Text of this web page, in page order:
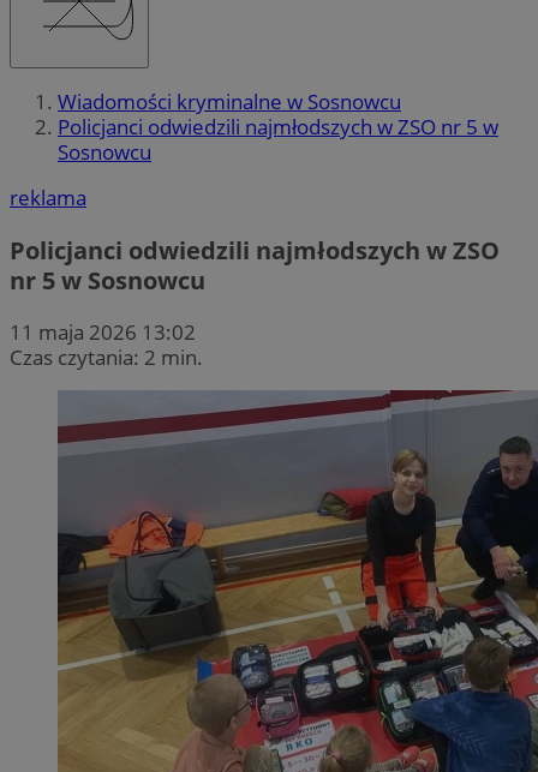
Wiadomości kryminalne w Sosnowcu
Policjanci odwiedzili najmłodszych w ZSO nr 5 w
Sosnowcu
reklama
Policjanci odwiedzili najmłodszych w ZSO
nr 5 w Sosnowcu
11 maja 2026 13:02
Czas czytania: 2 min.